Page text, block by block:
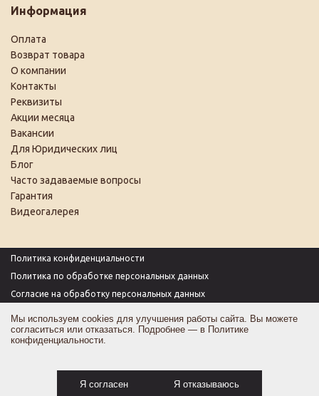
Информация
Оплата
Возврат товара
О компании
Контакты
Реквизиты
Акции месяца
Вакансии
Для Юридических лиц
Блог
Часто задаваемые вопросы
Гарантия
Видеогалерея
Политика конфиденциальности
Политика по обработке персональных данных
Согласие на обработку персональных данных
Согласие на получение рекламы
Оферта
Мы используем cookies для улучшения работы сайта. Вы можете
согласиться или отказаться. Подробнее — в Политике
конфиденциальности.
Я согласен Я отказываюсь